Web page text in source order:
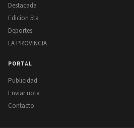
Destacada
Edicion 5ta
Deportes
LA PROVINCIA
PORTAL
Publicidad
Enviar nota
Contacto